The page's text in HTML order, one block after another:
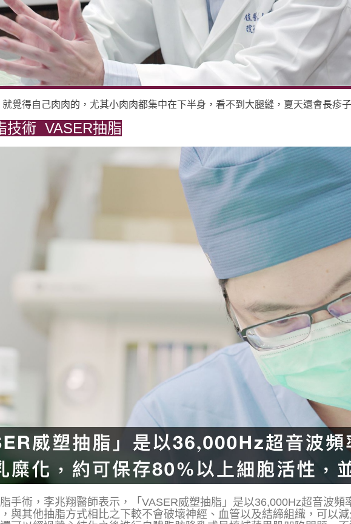
覺得自己肉肉的，尤其小肉肉都集中在下半身，看不到大腿縫，夏天還會長疹
技術 VASER抽脂
手術，李兆翔醫師表示，「VASER威塑抽脂」是以36,000Hz超音波
與其他抽脂方式相比之下較不會破壞神經、血管以及結締組織，可以